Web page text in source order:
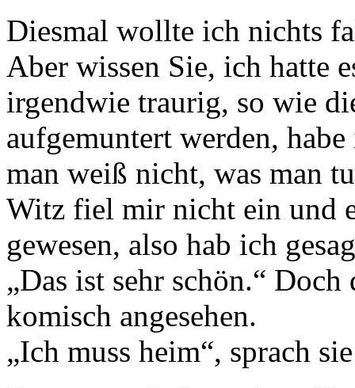
Diesmal wollte ich nichts
Aber wissen Sie, ich hatte
irgendwie traurig, so wie
aufgemuntert werden,
man weiß nicht, was man
Witz fiel mir nicht ein und
gewesen, also hab ich
„Das ist sehr schön.“
komisch angesehen.
„Ich muss heim“, sprach